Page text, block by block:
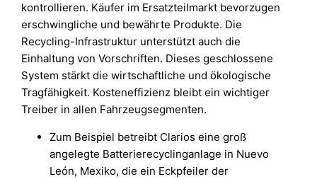
kontrollieren. Käufer im Ersatzteilmarkt bevorzugen
erschwingliche und bewährte Produkte. Die
Recycling-Infrastruktur unterstützt auch die
Einhaltung von Vorschriften. Dieses geschlossene
System stärkt die wirtschaftliche und ökologische
Tragfähigkeit. Kosteneffizienz bleibt ein wichtiger
Treiber in allen Fahrzeugsegmenten.
Zum Beispiel betreibt Clarios eine groß
angelegte Batterierecyclinganlage in Nuevo
León, Mexiko, die ein Eckpfeiler der